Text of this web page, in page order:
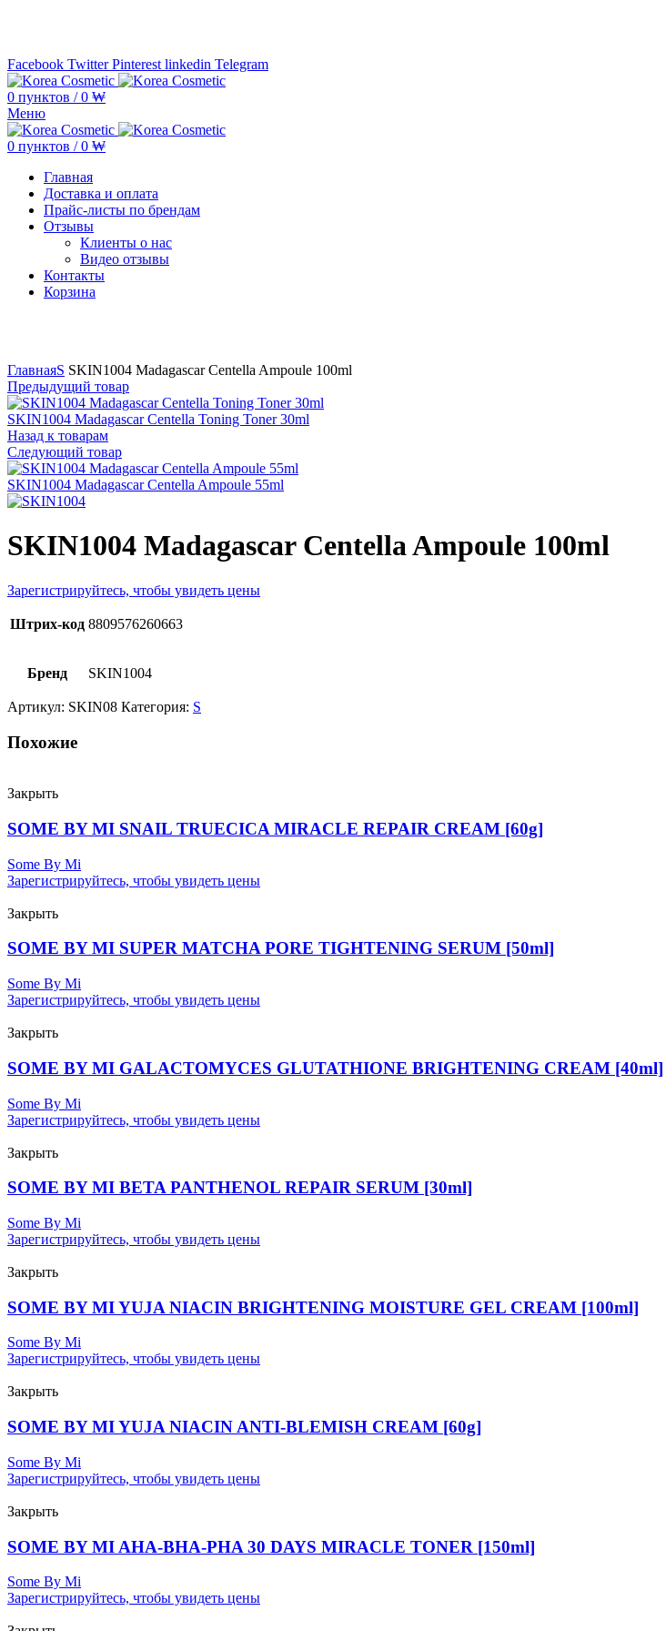
Facebook Twitter Pinterest linkedin Telegram
0 пунктов / 0 ₩
Меню
0 пунктов / 0 ₩
Главная
Доставка и оплата
Прайс-листы по брендам
Отзывы
Клиенты о нас
Видео отзывы
Контакты
Корзина
ГлавнаяS SKIN1004 Madagascar Centella Ampoule 100ml
Предыдущий товар
SKIN1004 Madagascar Centella Toning Toner 30ml
Назад к товарам
Следующий товар
SKIN1004 Madagascar Centella Ampoule 55ml
SKIN1004 Madagascar Centella Ampoule 100ml
Зарегистрируйтесь, чтобы увидеть цены
Штрих-код 8809576260663
Бренд SKIN1004
Артикул: SKIN08 Категория: S
Похожие
Закрыть
SOME BY MI SNAIL TRUECICA MIRACLE REPAIR CREAM [60g]
Some By Mi
Зарегистрируйтесь, чтобы увидеть цены
Закрыть
SOME BY MI SUPER MATCHA PORE TIGHTENING SERUM [50ml]
Some By Mi
Зарегистрируйтесь, чтобы увидеть цены
Закрыть
SOME BY MI GALACTOMYCES GLUTATHIONE BRIGHTENING CREAM [40ml]
Some By Mi
Зарегистрируйтесь, чтобы увидеть цены
Закрыть
SOME BY MI BETA PANTHENOL REPAIR SERUM [30ml]
Some By Mi
Зарегистрируйтесь, чтобы увидеть цены
Закрыть
SOME BY MI YUJA NIACIN BRIGHTENING MOISTURE GEL CREAM [100ml]
Some By Mi
Зарегистрируйтесь, чтобы увидеть цены
Закрыть
SOME BY MI YUJA NIACIN ANTI-BLEMISH CREAM [60g]
Some By Mi
Зарегистрируйтесь, чтобы увидеть цены
Закрыть
SOME BY MI AHA-BHA-PHA 30 DAYS MIRACLE TONER [150ml]
Some By Mi
Зарегистрируйтесь, чтобы увидеть цены